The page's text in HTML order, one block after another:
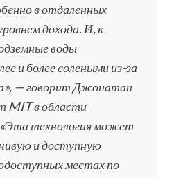
в отдаленных
дохода. И, к
воды
и более солеными из-за
— говорит Джонатан
MIT в области
технология может
и доступную
местах по